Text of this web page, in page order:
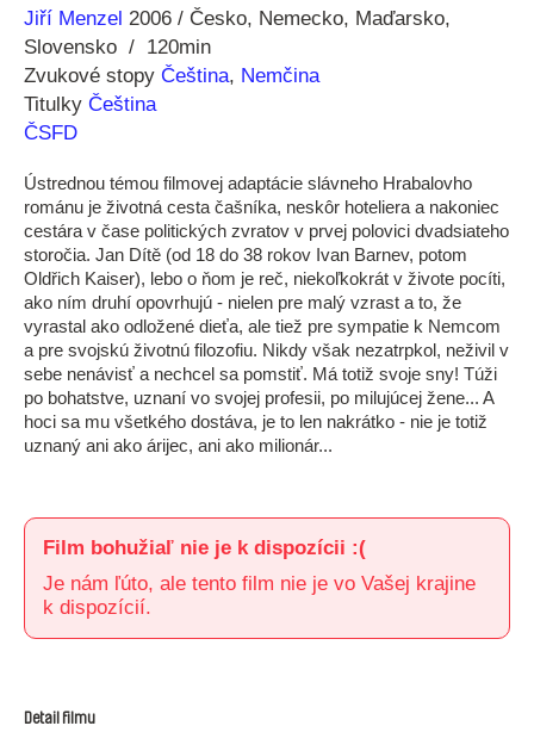
Réžia
Jiří Menzel
Rok
výroby
2006 Česko Nemecko Maďarsko
Slovensko
120min
Zvukové stopy Čeština, Nemčina
Titulky Čeština
ČSFD
Ústrednou témou filmovej adaptácie slávneho Hrabalovho
románu je životná cesta čašníka, neskôr hoteliera a nakoniec
cestára v čase politických zvratov v prvej polovici dvadsiateho
storočia. Jan Dítě (od 18 do 38 rokov Ivan Barnev, potom
Oldřich Kaiser), lebo o ňom je reč, niekoľkokrát v živote pocíti,
ako ním druhí opovrhujú - nielen pre malý vzrast a to, že
vyrastal ako odložené dieťa, ale tiež pre sympatie k Nemcom
a pre svojskú životnú filozofiu. Nikdy však nezatrpkol, neživil v
sebe nenávisť a nechcel sa pomstiť. Má totiž svoje sny! Túži
po bohatstve, uznaní vo svojej profesii, po milujúcej žene... A
hoci sa mu všetkého dostáva, je to len nakrátko - nie je totiž
uznaný ani ako árijec, ani ako milionár...
Film bohužiaľ nie je k dispozícii :(
Je nám ľúto, ale tento film nie je vo Vašej krajine
k dispozícií.
Detail filmu